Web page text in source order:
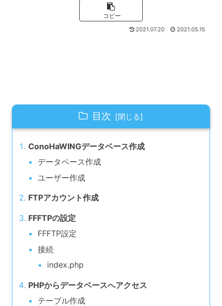
コピー
2021.07.20 2021.05.15
目次
ConoHaWINGデータベース作成
データベース作成
ユーザー作成
FTPアカウント作成
FFFTPの設定
FFFTP設定
接続
index.php
PHPからデータベースへアクセス
テーブル作成